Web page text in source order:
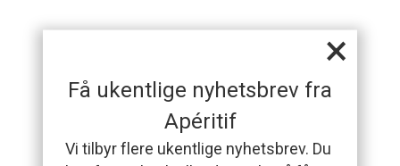
×
Få ukentlige nyhetsbrev fra
Apéritif
Vi tilbyr flere ukentlige nyhetsbrev. Du